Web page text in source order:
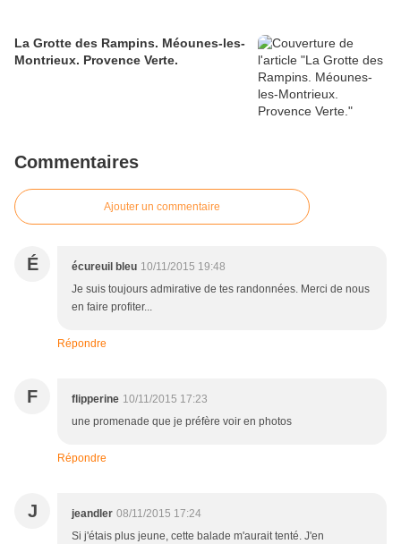
La Grotte des Rampins. Méounes-les-
Montrieux. Provence Verte.
Commentaires
Ajouter un commentaire
É écureuil bleu 10/11/2015 19:48
Je suis toujours admirative de tes randonnées. Merci de nous
en faire profiter...
Répondre
F flipperine 10/11/2015 17:23
une promenade que je préfère voir en photos
Répondre
J jeandler 08/11/2015 17:24
Si j'étais plus jeune, cette balade m'aurait tenté. J'en